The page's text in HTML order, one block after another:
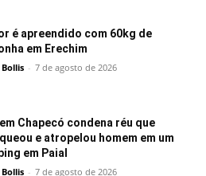
é apreendido com 60kg de
em Erechim
- 7 de agosto de 2026
Chapecó condena réu que
e atropelou homem em um
em Paial
- 7 de agosto de 2026